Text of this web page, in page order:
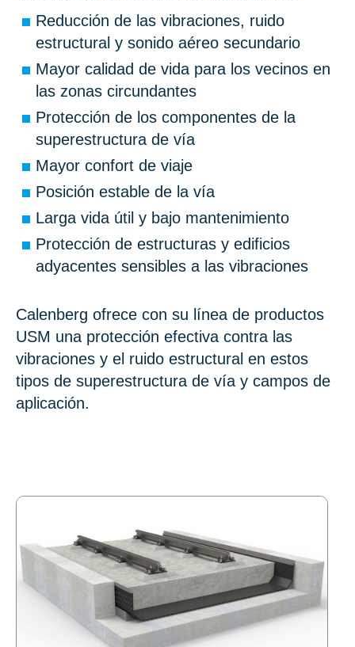
Reducción de las vibraciones, ruido
estructural y sonido aéreo secundario
Mayor calidad de vida para los vecinos en
las zonas circundantes
Protección de los componentes de la
superestructura de vía
Mayor confort de viaje
Posición estable de la vía
Larga vida útil y bajo mantenimiento
Protección de estructuras y edificios
adyacentes sensibles a las vibraciones
Calenberg ofrece con su línea de productos
USM una protección efectiva contra las
vibraciones y el ruido estructural en estos
tipos de superestructura de vía y campos de
aplicación.